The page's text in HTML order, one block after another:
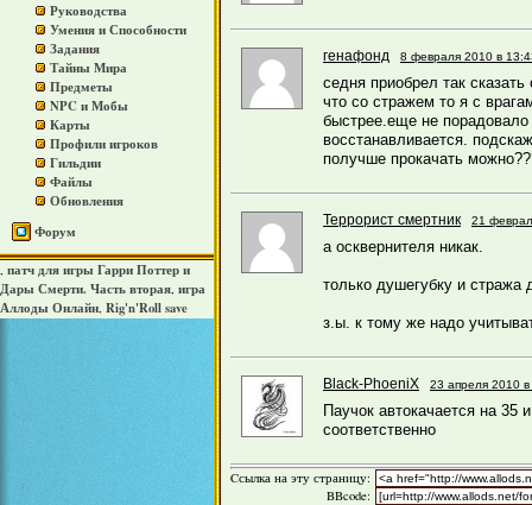
Руководства
Умения и Способности
Задания
Тайны Мира
Предметы
NPC и Мобы
Карты
Профили игроков
Гильдии
Файлы
Обновления
Форум
, патч для игры Гарри Поттер и
Дары Смерти. Часть вторая, игра
Аллоды Онлайн, Rig'n'Roll save
генафонд 8 февраля 2010 в
седня приобрел так
что со стражем то я с
быстрее.еще не порадовало
восстанавливается.
получше прокачать
Террорист смертник 21
а осквернителя никак.
только душегубку и стража
з.ы. к тому же надо
Black-PhoeniX 23 апреля 2010
Паучок автокачается на 35
соответственно
Cсылка на эту страницу:
BBcode: